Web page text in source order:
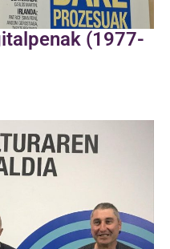
(1977-